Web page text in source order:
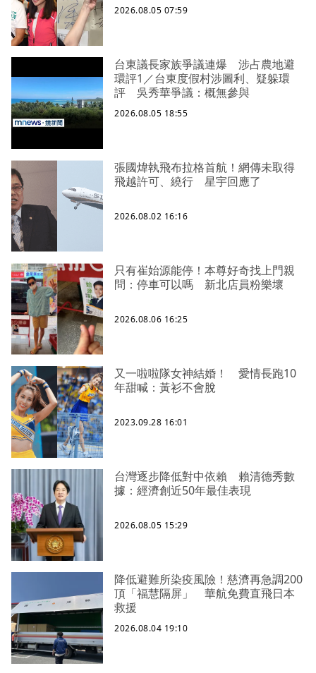
2026.08.05 07:59
台東議長家族爭議連爆 涉占農地避
環評1／台東度假村涉圖利、疑躲環
評 吳秀華爭議：概無參與
2026.08.05 18:55
張國煒執飛布拉格首航！網傳未取得
飛越許可、繞行 星宇回應了
2026.08.02 16:16
只有崔始源能停！本尊好奇找上門親
問：停車可以嗎 新北店員粉樂壞
2026.08.06 16:25
又一啦啦隊女神結婚！ 愛情長跑10
年甜喊：黃衫不會脫
2023.09.28 16:01
台灣逐步降低對中依賴 賴清德秀數
據：經濟創近50年最佳表現
2026.08.05 15:29
降低避難所染疫風險！慈濟再急調200
頂「福慧隔屏」 華航免費直飛日本
救援
2026.08.04 19:10